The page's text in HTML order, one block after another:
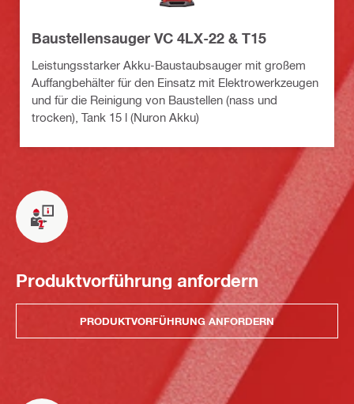
Baustellensauger VC 4LX-22 & T15
Leistungsstarker Akku-Baustaubsauger mit großem
Auffangbehälter für den Einsatz mit Elektrowerkzeugen
und für die Reinigung von Baustellen (nass und
trocken), Tank 15 l (Nuron Akku)
Produktvorführung anfordern
PRODUKTVORFÜHRUNG ANFORDERN